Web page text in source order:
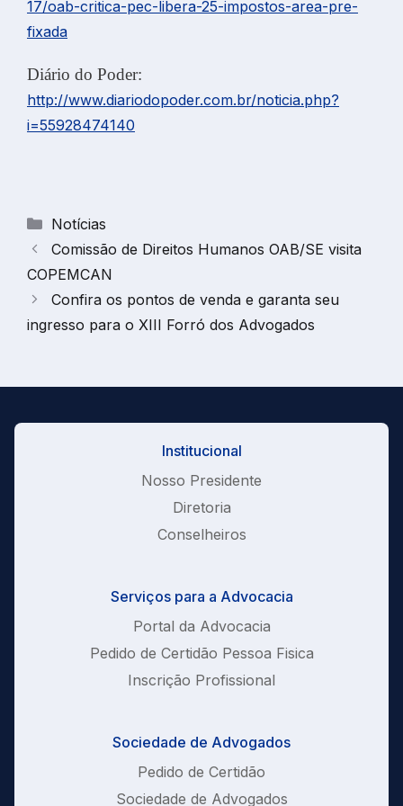
17/oab-critica-pec-libera-25-impostos-area-pre-
fixada
Diário do Poder:
http://www.diariodopoder.com.br/noticia.php?
i=55928474140
Categorias
Notícias
Comissão de Direitos Humanos OAB/SE visita
COPEMCAN
Confira os pontos de venda e garanta seu
ingresso para o XIII Forró dos Advogados
Institucional
Nosso Presidente
Diretoria
Conselheiros
Serviços para a Advocacia
Portal da Advocacia
Pedido de Certidão Pessoa Fisica
Inscrição Profissional
Sociedade de Advogados
Pedido de Certidão
Sociedade de Advogados